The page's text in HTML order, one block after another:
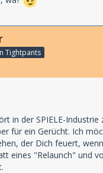
Tightpants
in der SPIELE-
für ein Gerücht. Ich
der Dich feuert,
eines "Relaunch" und